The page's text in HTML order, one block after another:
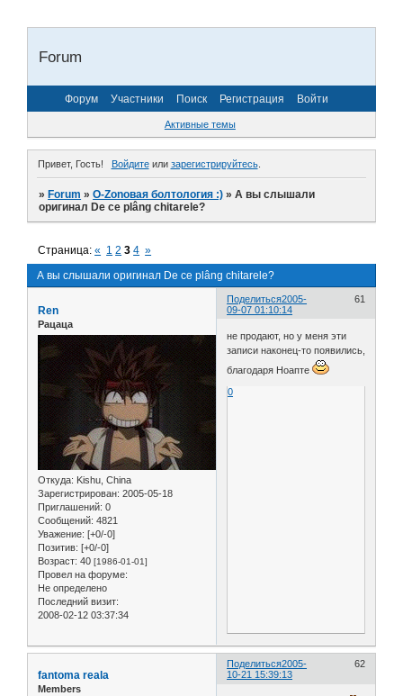
Forum
Форум Участники Поиск Регистрация Войти
Активные темы
Привет, Гость! Войдитеили зарегистрируйтесь.
»Forum »O-Zonoвая болтология :) »А вы слышали
оригинал De ce plâng chitarele?
А вы слышали оригинал De ce plâng chitarele?
Страница:« 1 2 3 4 »
Поделиться 61
2005-
09-07 01:10:14
Ren
Рацаца
Откуда: Kishu, China
Зарегистрирован: 2005-05-18
Приглашений: 0
Сообщений: 4821
Уважение: [+0/-0]
Позитив: [+0/-0]
Возраст: 40 [1986-01-01]
Провел на форуме:
Не определено
Последний визит:
2008-02-12 03:37:34
не продают, но у меня эти
записи наконец-то появились,
благодаря Ноапте
0
Поделиться 62
2005-
10-21 15:39:13
fantoma reala
Members